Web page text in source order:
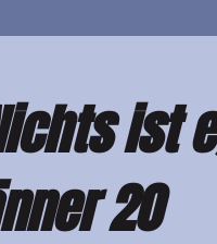
ist
20